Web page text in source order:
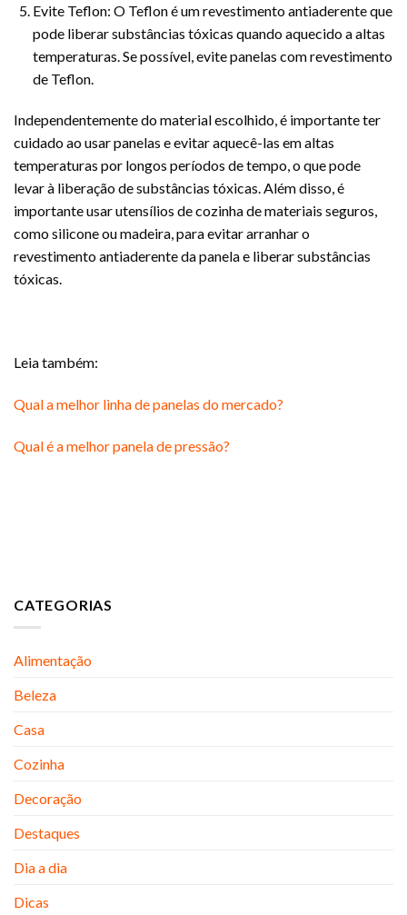
Evite Teflon: O Teflon é um revestimento antiaderente que
pode liberar substâncias tóxicas quando aquecido a altas
temperaturas. Se possível, evite panelas com revestimento
de Teflon.
Independentemente do material escolhido, é importante ter
cuidado ao usar panelas e evitar aquecê-las em altas
temperaturas por longos períodos de tempo, o que pode
levar à liberação de substâncias tóxicas. Além disso, é
importante usar utensílios de cozinha de materiais seguros,
como silicone ou madeira, para evitar arranhar o
revestimento antiaderente da panela e liberar substâncias
tóxicas.
Leia também:
Qual a melhor linha de panelas do mercado?
Qual é a melhor panela de pressão?
CATEGORIAS
Alimentação
Beleza
Casa
Cozinha
Decoração
Destaques
Dia a dia
Dicas